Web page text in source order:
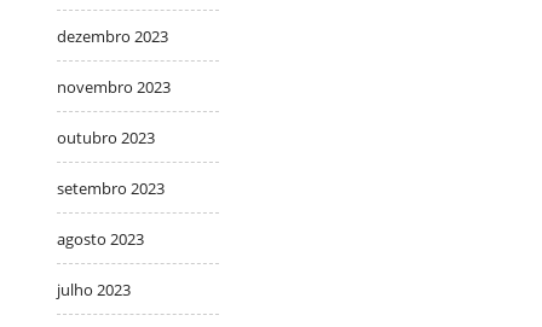
dezembro 2023
novembro 2023
outubro 2023
setembro 2023
agosto 2023
julho 2023